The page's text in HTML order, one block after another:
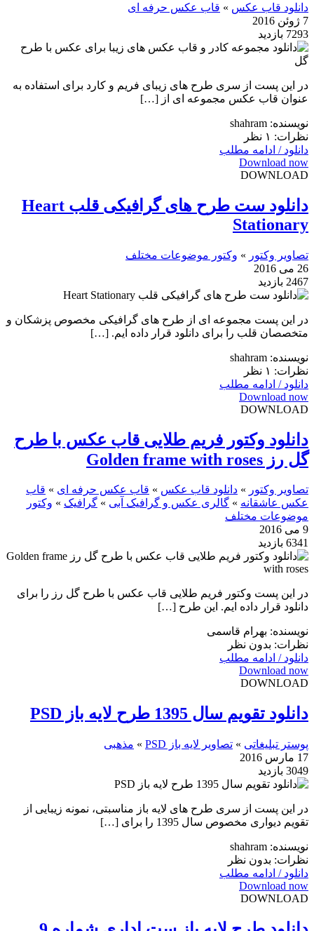
دانلود قاب عکس » قاب عکس حرفه ای
7 ژوئن 2016
7293 بازدید
در این پست از سری طرح های زیبای فریم و کارد برای استفاده به
عنوان قاب عکس مجموعه ای از […]
نویسنده: shahram
نظرات: ۱ نظر
دانلود / ادامه مطلب
Download now
DOWNLOAD
دانلود ست طرح های گرافیکی قلب Heart
Stationary
تصاویر وکتور » وکتور موضوعات مختلف
26 می 2016
2467 بازدید
در این پست مجموعه ای از طرح های گرافیکی مخصوص پزشکان و
متخصصان قلب را برای دانلود قرار داده ایم. […]
نویسنده: shahram
نظرات: ۱ نظر
دانلود / ادامه مطلب
Download now
DOWNLOAD
دانلود وکتور فریم طلایی قاب عکس با طرح
گل رز Golden frame with roses
تصاویر وکتور » دانلود قاب عکس » قاب عکس حرفه ای » قاب
عکس عاشقانه » گالری عکس و گرافیک آبی » گرافیک » وکتور
موضوعات مختلف
9 می 2016
6341 بازدید
در این پست وکتور فریم طلایی قاب عکس با طرح گل رز را برای
دانلود قرار داده ایم. این طرح […]
نویسنده: بهرام قاسمی
نظرات: بدون نظر
دانلود / ادامه مطلب
Download now
DOWNLOAD
دانلود تقویم سال 1395 طرح لایه باز PSD
پوستر تبلیغاتی » تصاویر لایه باز PSD » مذهبی
17 مارس 2016
3049 بازدید
در این پست از سری طرح های لایه باز مناسبتی، نمونه زیبایی از
تقویم دیواری مخصوص سال 1395 را برای […]
نویسنده: shahram
نظرات: بدون نظر
دانلود / ادامه مطلب
Download now
DOWNLOAD